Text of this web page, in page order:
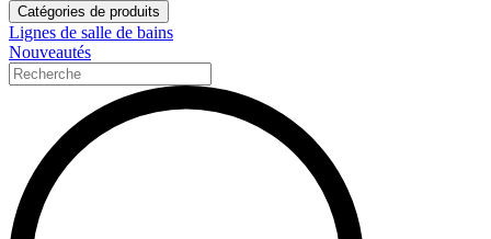
Catégories de produits
Lignes de salle de bains
Nouveautés